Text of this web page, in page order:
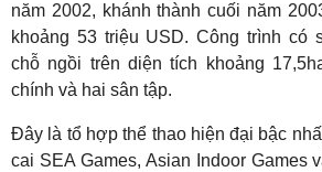
năm 2002, khánh thành cuối năm
khoảng 53 triệu USD. Công trình có
chỗ ngồi trên diện tích khoảng
chính và hai sân tập.
Đây là tổ hợp thể thao hiện đại bậc
cai SEA Games, Asian Indoor Games